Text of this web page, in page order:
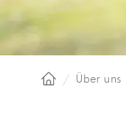
Startseite
/ Über uns